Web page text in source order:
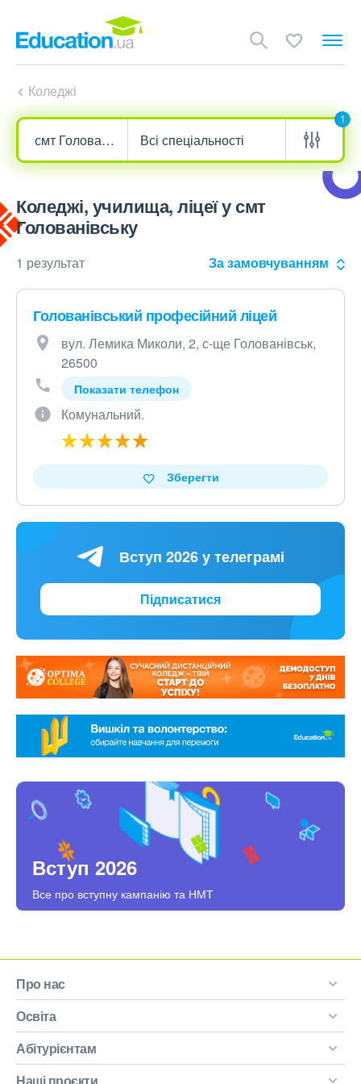
Коледжі
1
Коледжі, училища, ліцеї у смт
Голованівську
1 результат За замовчуванням
Голованівський професійний ліцей
вул. Лемика Миколи, 2, с-ще Голованівськ,
26500
Показати телефон
Комунальний.
Зберегти
Вступ 2026 у телеграмі
Підписатися
Вступ 2026
Все про вступну кампанію та НМТ
Про нас
Освіта
Абітурієнтам